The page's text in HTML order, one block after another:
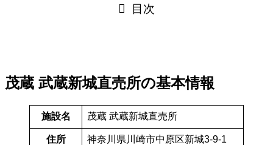
目次
茂蔵 武蔵新城直売所の基本情報
施設名 茂蔵 武蔵新城直売所
住所 神奈川県川崎市中原区新城3-9-1